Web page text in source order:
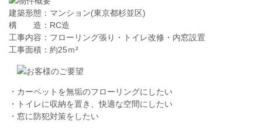
建築形態：マンション(東京都杉並区)
構 造：RC造
工事内容：フローリング張り・トイレ改修・内窓設置
工事面積： 約25ｍ²
・カーペットを無垢のフローリングにしたい
・トイレに収納を置き、快適な空間にしたい
・窓に防犯対策をしたい